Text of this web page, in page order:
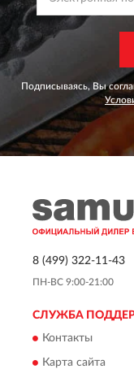
Подписываясь, Вы
8 (499) 322-11-43
ПН-ВС 9:00-21:00
СЛУЖБА
Контакты
Карта сайта